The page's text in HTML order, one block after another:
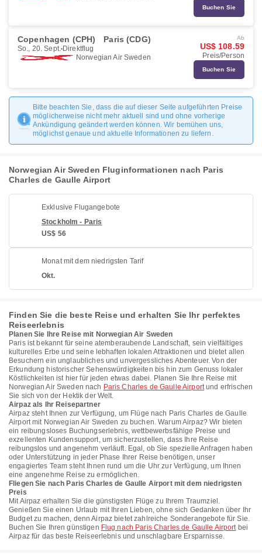
Buchen Sie
Copenhagen (CPH) Paris (CDG)
So., 20. Sept. Direktflug
Norwegian Air Sweden
Ab
US$ 108.59
Preis/Person
Buchen Sie
Bitte beachten Sie, dass die auf dieser Seite aufgeführten Preise
möglicherweise nicht mehr aktuell sind und ohne vorherige
Ankündigung geändert werden können. Wir bemühen uns,
möglichst genaue und aktuelle Informationen zu liefern.
Norwegian Air Sweden Fluginformationen nach Paris
Charles de Gaulle Airport
Exklusive Flugangebote
Stockholm - Paris
US$ 56
Monat mit dem niedrigsten Tarif
Okt.
Finden Sie die beste Reise und erhalten Sie Ihr perfektes
Reiseerlebnis
Planen Sie Ihre Reise mit Norwegian Air Sweden
Paris ist bekannt für seine atemberaubende Landschaft, sein vielfältiges
kulturelles Erbe und seine lebhaften lokalen Attraktionen und bietet allen
Besuchern ein unglaubliches und unvergessliches Abenteuer. Von der
Erkundung historischer Sehenswürdigkeiten bis hin zum Genuss lokaler
Köstlichkeiten ist hier für jeden etwas dabei. Planen Sie Ihre Reise mit
Norwegian Air Sweden nach Paris Charles de Gaulle Airportund erfrischen
Sie sich von der Hektik der Welt.
Airpaz als Ihr Reisepartner
Airpaz steht Ihnen zur Verfügung, um Flüge nach Paris Charles de Gaulle
Airport mit Norwegian Air Sweden zu buchen. Warum Airpaz? Wir bieten
ein reibungsloses Buchungserlebnis, wettbewerbsfähige Preise und
exzellenten Kundensupport, um sicherzustellen, dass Ihre Reise
reibungslos und angenehm verläuft. Egal, ob Sie spezielle Anfragen haben
oder Unterstützung in jeder Phase Ihrer Reise benötigen, unser
engagiertes Team steht Ihnen rund um die Uhr zur Verfügung, um Ihnen
eine angenehme Reise zu ermöglichen.
Fliegen Sie nach Paris Charles de Gaulle Airport mit dem niedrigsten
Preis
Mit Airpaz erhalten Sie die günstigsten Flüge zu Ihrem Traumziel.
Genießen Sie einen Urlaub mit Ihren Lieben, ohne sich Gedanken über Ihr
Budget zu machen, denn Airpaz bietet zahlreiche Sonderangebote für Sie.
Buchen Sie Ihren günstigen Flug nach Paris Charles de Gaulle Airportbei
Airpaz für das beste Reiseerlebnis und unschlagbare Ersparnisse.